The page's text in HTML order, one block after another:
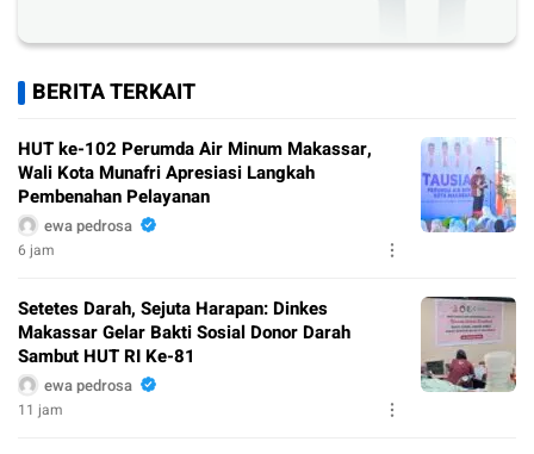
BERITA TERKAIT
HUT ke-102 Perumda Air Minum Makassar,
Wali Kota Munafri Apresiasi Langkah
Pembenahan Pelayanan
ewa pedrosa
6 jam
Setetes Darah, Sejuta Harapan: Dinkes
Makassar Gelar Bakti Sosial Donor Darah
Sambut HUT RI Ke-81
ewa pedrosa
11 jam